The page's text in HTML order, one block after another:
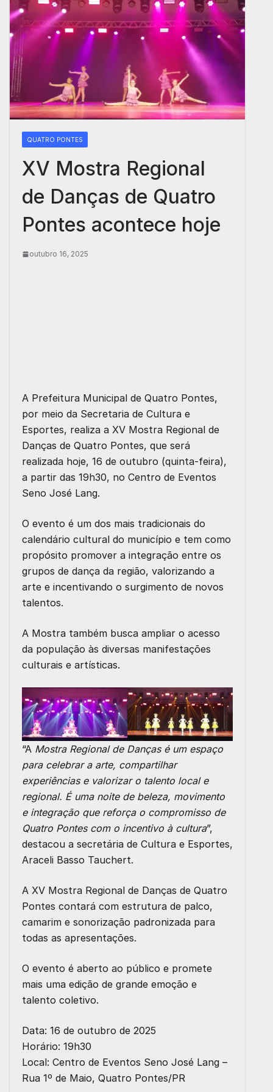
QUATRO PONTES
XV Mostra Regional
de Danças de Quatro
Pontes acontece hoje
outubro 16, 2025
A Prefeitura Municipal de Quatro Pontes,
por meio da Secretaria de Cultura e
Esportes, realiza a XV Mostra Regional de
Danças de Quatro Pontes, que será
realizada hoje, 16 de outubro (quinta-feira),
a partir das 19h30, no Centro de Eventos
Seno José Lang.
O evento é um dos mais tradicionais do
calendário cultural do município e tem como
propósito promover a integração entre os
grupos de dança da região, valorizando a
arte e incentivando o surgimento de novos
talentos.
A Mostra também busca ampliar o acesso
da população às diversas manifestações
culturais e artísticas.
“A Mostra Regional de Danças é um espaço
para celebrar a arte, compartilhar
experiências e valorizar o talento local e
regional. É uma noite de beleza, movimento
e integração que reforça o compromisso de
Quatro Pontes com o incentivo à cultura”,
destacou a secretária de Cultura e Esportes,
Araceli Basso Tauchert.
A XV Mostra Regional de Danças de Quatro
Pontes contará com estrutura de palco,
camarim e sonorização padronizada para
todas as apresentações.
O evento é aberto ao público e promete
mais uma edição de grande emoção e
talento coletivo.
Data: 16 de outubro de 2025
Horário: 19h30
Local: Centro de Eventos Seno José Lang –
Rua 1º de Maio, Quatro Pontes/PR